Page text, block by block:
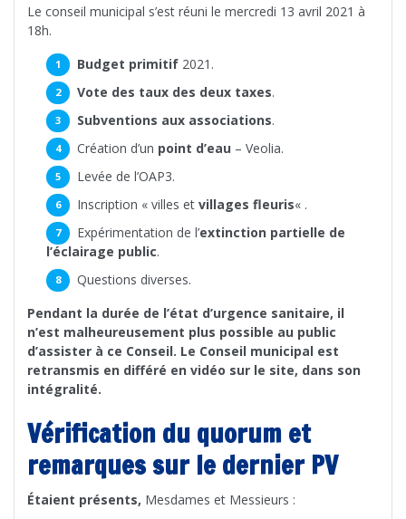
Le conseil municipal s’est réuni le mercredi 13 avril 2021 à
18h.
Budget primitif 2021.
Vote des taux des deux taxes.
Subventions aux associations.
Création d’un point d’eau – Veolia.
Levée de l’OAP3.
Inscription « villes et villages fleuris« .
Expérimentation de l’extinction partielle de
l’éclairage public.
Questions diverses.
Pendant la durée de l’état d’urgence sanitaire, il
n’est malheureusement plus possible au public
d’assister à ce Conseil. Le Conseil municipal est
retransmis en différé en vidéo sur le site, dans son
intégralité.
Vérification du quorum et
remarques sur le dernier PV
Étaient présents, Mesdames et Messieurs :